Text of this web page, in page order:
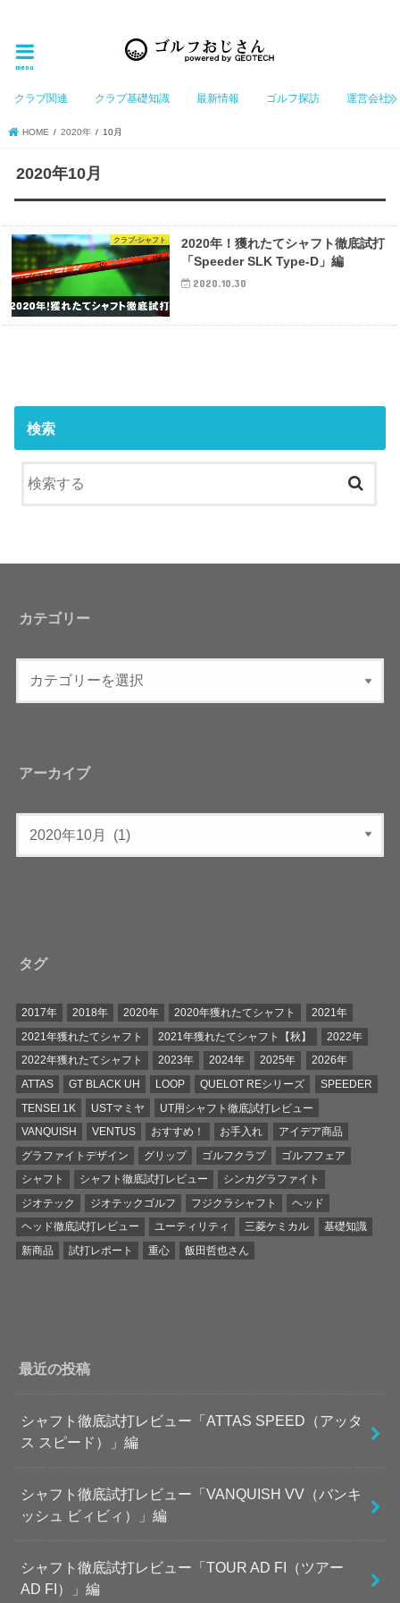
menu
クラブ関連 クラブ基礎知識 最新情報 ゴルフ探訪 運営会社
HOME 2020年 10月
2020年10月
クラブ-シャフト
2020年！獲れたてシャフト徹底試打
「Speeder SLK Type-D」編
2020.10.30
検索
カテゴリー
アーカイブ
タグ
2017年 2018年 2020年 2020年獲れたてシャフト
2021年
2021年獲れたてシャフト
2021年獲れたてシャフト【秋】
2022年
2022年獲れたてシャフト
2023年 2024年 2025年
2026年
ATTAS
GT BLACK UH LOOP QUELOT REシリーズ
SPEEDER
TENSEI 1K
USTマミヤ
UT用シャフト徹底試打レビュー
VANQUISH
VENTUS おすすめ！ お手入れ
アイデア商品
グラファイトデザイン
グリップ ゴルフクラブ
ゴルフフェア
シャフト
シャフト徹底試打レビュー
シンカグラファイト
ジオテック
ジオテックゴルフ フジクラシャフト
ヘッド
ヘッド徹底試打レビュー
ユーティリティ 三菱ケミカル
基礎知識
新商品
試打レポート 重心 飯田哲也さん
最近の投稿
シャフト徹底試打レビュー「ATTAS SPEED（アッタ
ス スピード）」編
シャフト徹底試打レビュー「VANQUISH VV（バンキ
ッシュ ビィビィ）」編
シャフト徹底試打レビュー「TOUR AD FI（ツアー
AD FI）」編